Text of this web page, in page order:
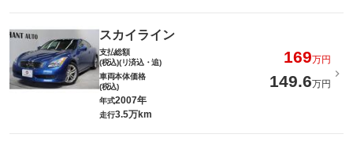
スカイライン
支払総額
(税込)(リ済込・追)
169万円
車両本体価格
(税込)
149.6万円
年式2007年
走行3.5万km